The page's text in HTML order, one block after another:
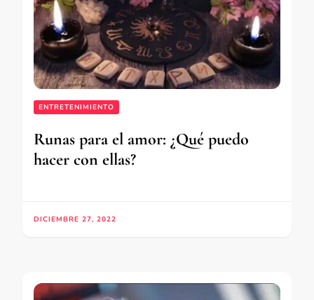
ENTRETENIMIENTO
Runas para el amor: ¿Qué puedo
hacer con ellas?
DICIEMBRE 27, 2022